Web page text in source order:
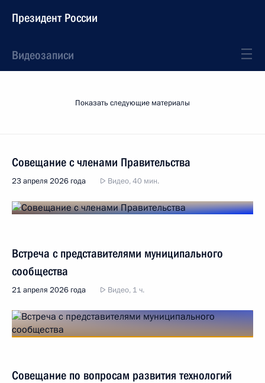
Президент России
Видеозаписи
Показать следующие материалы
Совещание с членами Правительства
23 апреля 2026 года Видео, 40 мин.
Встреча с представителями муниципального
сообщества
21 апреля 2026 года Видео, 1 ч.
Совещание по вопросам развития технологий